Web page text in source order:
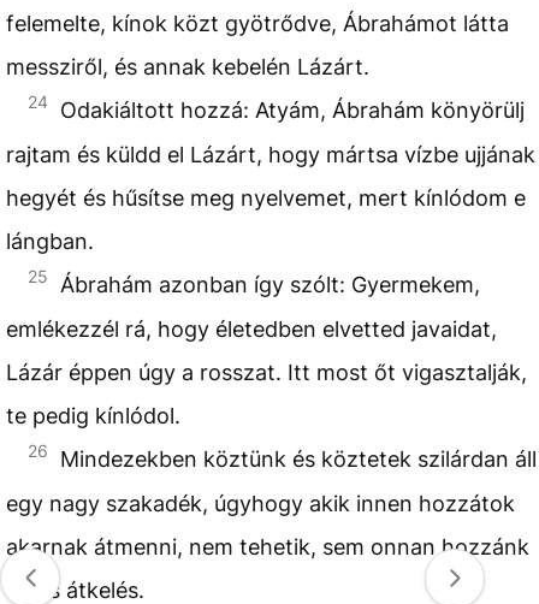
felemelte, kínok közt gyötrődve, Ábrahámot látta
messziről, és annak kebelén Lázárt.
24
Odakiáltott hozzá: Atyám, Ábrahám könyörülj
rajtam és küldd el Lázárt, hogy mártsa vízbe ujjának
hegyét és hűsítse meg nyelvemet, mert kínlódom e
lángban.
25
Ábrahám azonban így szólt: Gyermekem,
emlékezzél rá, hogy életedben elvetted javaidat,
Lázár éppen úgy a rosszat. Itt most őt vigasztalják,
te pedig kínlódol.
26
Mindezekben köztünk és köztetek szilárdan áll
egy nagy szakadék, úgyhogy akik innen hozzátok
akarnak átmenni, nem tehetik, sem onnan hozzánk
nincs átkelés.